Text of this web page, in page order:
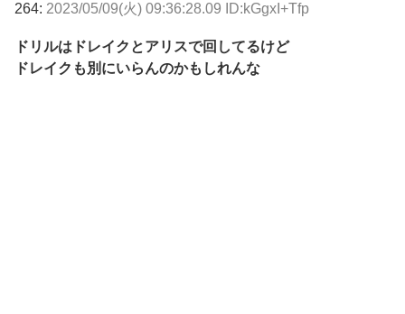
264: 2023/05/09(火) 09:36:28.09 ID:kGgxI+Tfp
ドリルはドレイクとアリスで回してるけど
ドレイクも別にいらんのかもしれんな